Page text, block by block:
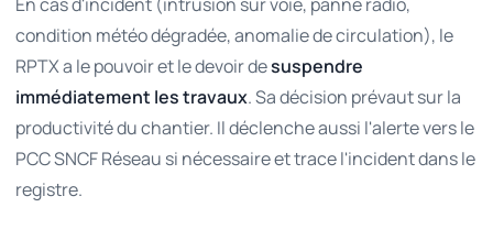
condition météo dégradée, anomalie de circulation), le
RPTX a le pouvoir et le devoir desuspendre
immédiatement les travaux. Sa décision prévaut sur la
productivité du chantier. Il déclenche aussi l'alerte vers le
PCC SNCF Réseau si nécessaire et trace l'incident dans le
registre.